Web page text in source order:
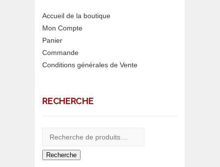
Accueil de la boutique
Mon Compte
Panier
Commande
Conditions générales de Vente
RECHERCHE
Recherche